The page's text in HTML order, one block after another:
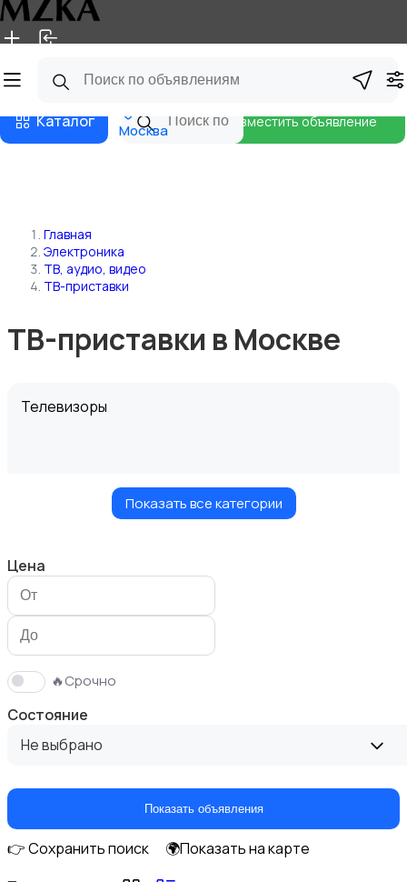
Главная Магазины
Каталог Москва
Разместить объявление
Главная
Электроника
ТВ, аудио, видео
ТВ-приставки
ТВ-приставки в Москве
Телевизоры
Акустика, колонки, сабвуферы
Домашние кинотеатры
Показать все категории
Цена
🔥Срочно
Состояние
Не выбрано
Показать объявления
👉 Сохранить поиск
🌍Показать на карте